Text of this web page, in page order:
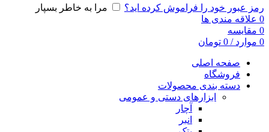
رمز عبور خود را فراموش کرده اید؟
مرا به خاطر بسپار
0 علاقه مندی ها
0 مقایسه
0 موارد /
0 تومان
صفحه اصلی
فروشگاه
دسته بندی محصولات
ابزارهای دستی و عمومی
آچار
انبر